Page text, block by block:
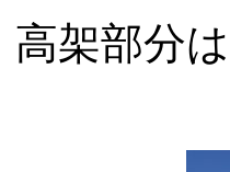
高架部分